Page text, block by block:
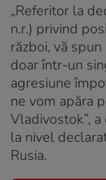
„Referitor la
n.r.) privind
război, vă
doar într-un
agresiune
ne vom apăra
Vladivostok”,
la nivel
Rusia.